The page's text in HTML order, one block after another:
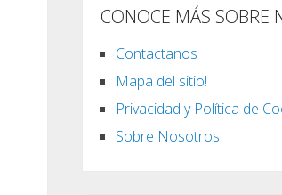
CONOCE MÁS SOBRE
Contactanos
Mapa del sitio!
Privacidad y Política de
Sobre Nosotros